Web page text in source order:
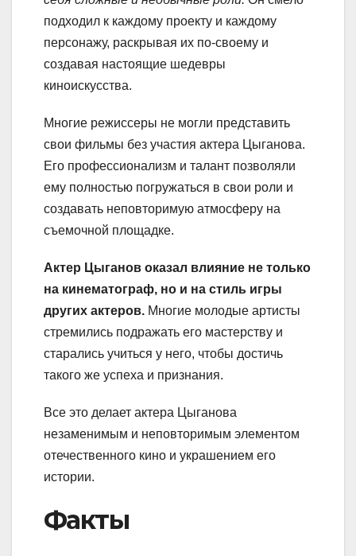
подходил к каждому проекту и каждому
персонажу, раскрывая их по-своему и
создавая настоящие шедевры
киноискусства.
Многие режиссеры не могли представить
свои фильмы без участия актера Цыганова.
Его профессионализм и талант позволяли
ему полностью погружаться в свои роли и
создавать неповторимую атмосферу на
съемочной площадке.
Актер Цыганов оказал влияние не только
на кинематограф, но и на стиль игры
других актеров. Многие молодые артисты
стремились подражать его мастерству и
старались учиться у него, чтобы достичь
такого же успеха и признания.
Все это делает актера Цыганова
незаменимым и неповторимым элементом
отечественного кино и украшением его
истории.
Факты